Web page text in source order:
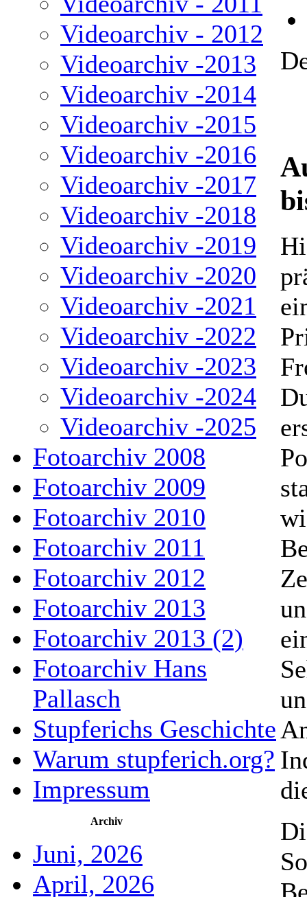
Videoarchiv - 2012
Videoarchiv -2013
Videoarchiv -2014
Videoarchiv -2015
Videoarchiv -2016
Videoarchiv -2017
Videoarchiv -2018
Videoarchiv -2019
Videoarchiv -2020
Videoarchiv -2021
Videoarchiv -2022
Videoarchiv -2023
Videoarchiv -2024
Videoarchiv -2025
Fotoarchiv 2008
Fotoarchiv 2009
Fotoarchiv 2010
Fotoarchiv 2011
Fotoarchiv 2012
Fotoarchiv 2013
Fotoarchiv 2013 (2)
Fotoarchiv Hans
Pallasch
Stupferichs Geschichte
Warum stupferich.org?
Impressum
Archiv
Juni, 2026
April, 2026